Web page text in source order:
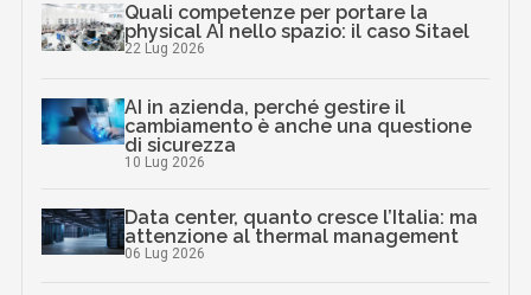
Quali competenze per portare la
physical AI nello spazio: il caso Sitael
22 Lug 2026
AI in azienda, perché gestire il
cambiamento è anche una questione
di sicurezza
10 Lug 2026
Data center, quanto cresce l’Italia: ma
attenzione al thermal management
06 Lug 2026